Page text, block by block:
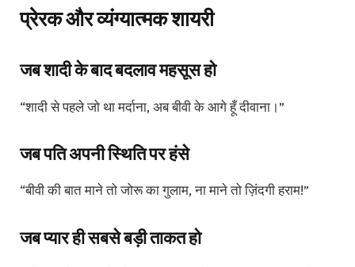
प्रेरक और व्यंग्यात्मक शायरी
जब शादी के बाद बदलाव महसूस हो
“शादी से पहले जो था मर्दाना, अब बीवी के आगे हूँ दीवाना।”
जब पति अपनी स्थिति पर हंसे
“बीवी की बात माने तो जोरू का गुलाम, ना माने तो ज़िंदगी हराम!”
जब प्यार ही सबसे बड़ी ताकत हो